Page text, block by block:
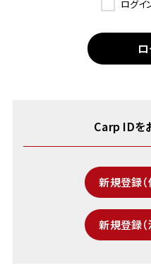
ログイ
Carp IDを
新規登録（
新規登録（